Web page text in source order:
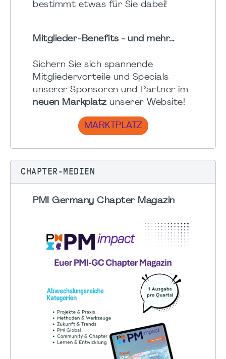
bestimmt etwas für Sie dabei!
Mitglieder-Benefits - und mehr...
Sichern Sie sich spannende
Mitgliedervorteile und Specials
unserer Sponsoren und Partner im
neuen Markplatzunserer Website!
MARKTPLATZ
CHAPTER-MEDIEN
PMI Germany Chapter Magazin